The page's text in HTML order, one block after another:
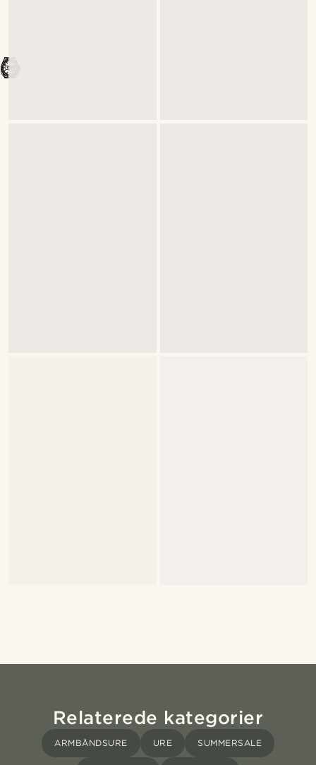
Relaterede kategorier
ARMBÅNDSURE URE SUMMERSALE